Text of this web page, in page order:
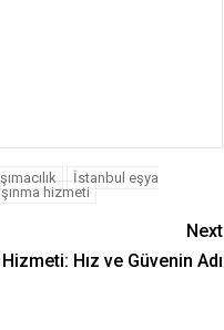
İstanbul eşya
hizmeti
Next
Hız ve Güvenin Adı